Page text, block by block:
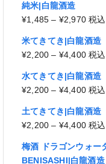
純米|白龍酒造
¥1,485 – ¥2,970価
帯:
–
税込
米てきてき|白龍酒造
¥2,200 – ¥4,400価
帯:
–
税込
水てきてき|白龍酒造
¥2,200 – ¥4,400価
帯:
–
税込
土てきてき|白龍酒造
¥2,200 – ¥4,400価
帯:
税込
梅酒 ドラゴンウォー
BENISASHI|白龍酒造